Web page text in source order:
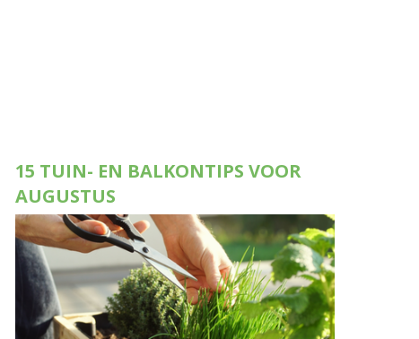
15 TUIN- EN BALKONTIPS VOOR
AUGUSTUS